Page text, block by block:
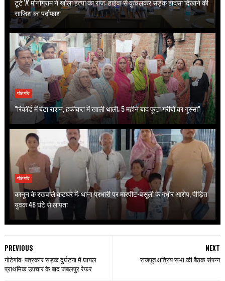
टूटे 'A' मोनोग्राम ने खोला हत्या का राज: हाईवा से कुचलकर सड़क हादसा दिखाने की
साजिश का पर्दाफाश
गोटेगाँव
"रिकॉर्ड में बंटा राशन, हकीकत में खाली थाली; 5 महीने बाद फूटा गरीबों का गुस्सा"
गोटेगाँव
कानून के रखवाले कटघरे में: थाना प्रभारी पर मारपीट-वसूली के गंभीर आरोप, पीड़ित
युवक 48 घंटे से लापता
NEXT
राजपूत क्षत्रिय सभा की बैठक संपन्न
PREVIOUS
गोटेगांव- पत्रकार सड़क दुर्घटना में घायल
प्राथमिक उपचार के बाद जबलपुर रेफर